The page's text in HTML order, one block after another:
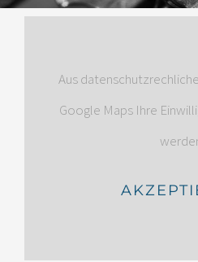
Aus
Google Maps Ihre